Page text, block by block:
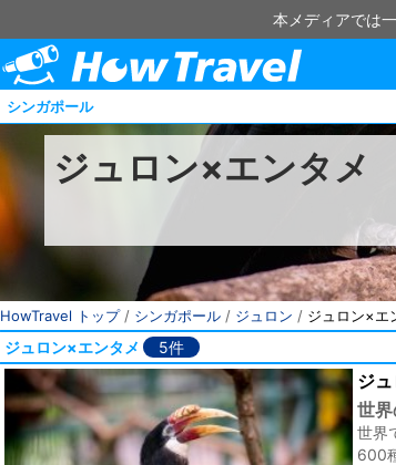
本メディアでは
シンガポール
ジュロン×エンタメ
HowTravel トップ/ シンガポール / ジュロン / ジュロン×エ
ジュロン×エンタメ 5件
ジ
世
世界
600